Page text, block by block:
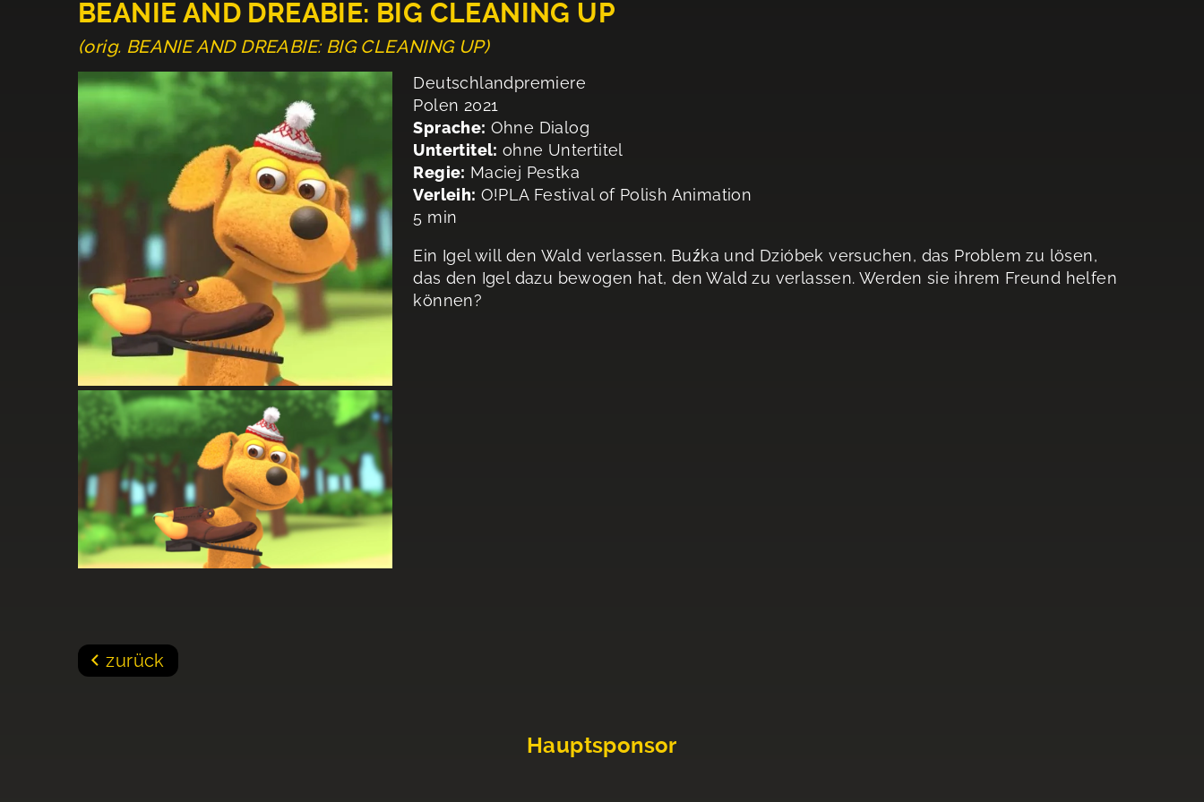
BEANIE AND DREABIE: BIG CLEANING UP
(orig. BEANIE AND DREABIE: BIG CLEANING UP)
Deutschlandpremiere
Polen 2021
Sprache: Ohne Dialog
Untertitel: ohne Untertitel
Regie: Maciej Pestka
Verleih: O!PLA Festival of Polish Animation
5 min
Ein Igel will den Wald verlassen. Buźka und Dzióbek versuchen, das Problem zu lösen,
das den Igel dazu bewogen hat, den Wald zu verlassen. Werden sie ihrem Freund helfen
können?
zurück
Hauptsponsor